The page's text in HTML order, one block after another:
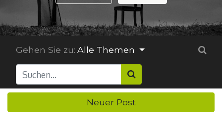
Gehen Sie zu: Alle Themen
Neuer Post